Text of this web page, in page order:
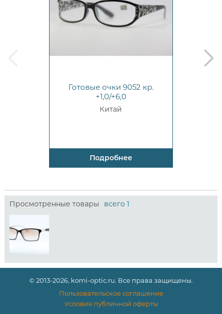
Готовые очки 9052 кр.
+1,0/+6,0
Китай
Подробнее
next
Просмотренные товары всего 1
© 2013-2026, komi-optic.ru. Все права защищены.
Пользовательское соглашение
Условия публичной оферты